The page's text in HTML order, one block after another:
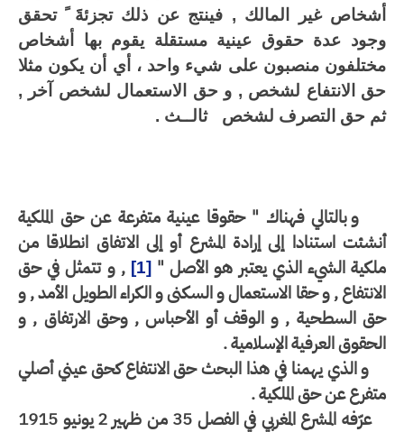
غير المالك , فينتج عن ذلك تجزئةََ ً تحقق
عدة حقوق عينية مستقلة يقوم بها أشخاص
منصبون على شيء واحد ، أي أن يكون مثلا
الانتفاع لشخص , و حق الاستعمال لشخص آخر ,
حق التصرف لشخص
ثالــث .
و بالتالي فهناك " حقوقا عينية متفرعة عن حق الملكية
استنادا إلى إرادة المشرع أو إلى الاتفاق انطلاقا من
الشيء الذي يعتبر هو الأصل "[1] , و تتمثل في حق
, و حقا الاستعمال و السكنى و الكراء الطويل الأمد , و
السطحية , و الوقف أو الأحباس , وحق الارتفاق , و
العرفية الإسلامية .
و الذي يهمنا في هذا البحث حق الانتفاع كحق عيني أصلي
عن حق الملكية .
عرّفه المشرع المغربي في الفصل 35 من ظهير 2 يونيو 1915